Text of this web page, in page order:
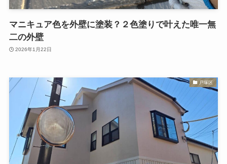
マニキュア色を外壁に塗装？２色塗りで叶えた唯一無
二の外壁
2026年1月22日
戸塚区